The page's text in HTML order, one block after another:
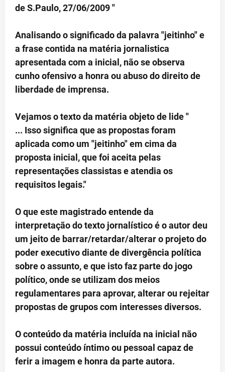
de S.Paulo, 27/06/2009 "
Analisando o significado da palavra "jeitinho" e
a frase contida na matéria jornalistica
apresentada com a inicial, não se observa
cunho ofensivo a honra ou abuso do direito de
liberdade de imprensa.
Vejamos o texto da matéria objeto de lide "
... Isso significa que as propostas foram
aplicada como um "jeitinho" em cima da
proposta inicial, que foi aceita pelas
representações classistas e atendia os
requisitos legais."
O que este magistrado entende da
interpretação do texto jornalístico é o autor deu
um jeito de barrar/retardar/alterar o projeto do
poder executivo diante de divergência política
sobre o assunto, e que isto faz parte do jogo
político, onde se utilizam dos meios
regulamentares para aprovar, alterar ou rejeitar
propostas de grupos com interesses diversos.
O conteúdo da matéria incluída na inicial não
possui conteúdo íntimo ou pessoal capaz de
ferir a imagem e honra da parte autora.